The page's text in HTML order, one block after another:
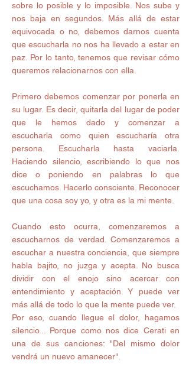
sobre lo posible y lo imposible. Nos sube y
nos baja en segundos. Más allá de estar
equivocada o no, debemos darnos cuenta
que escucharla no nos ha llevado a estar en
paz. Por lo tanto, tenemos que revisar cómo
queremos relacionarnos con ella.
Primero debemos comenzar por ponerla en
su lugar. Es decir, quitarla del lugar de poder
que le hemos dado y comenzar a
escucharla como quien escucharía otra
persona. Escucharla hasta vaciarla.
Haciendo silencio, escribiendo lo que nos
dice o poniendo en palabras lo que
escuchamos. Hacerlo consciente. Reconocer
que una cosa soy yo, y otra es la mi mente.
Cuando esto ocurra, comenzaremos a
escucharnos de verdad. Comenzaremos a
escuchar a nuestra conciencia, que siempre
habla bajito, no juzga y acepta. No busca
dividir con el enojo sino acercar con
entendimiento y aceptación. Y puede ver
más allá de todo lo que la mente puede ver.
Por eso, cuando llegue el dolor, hagamos
silencio... Porque como nos dice Cerati en
una de sus canciones: "Del mismo dolor
vendrá un nuevo amanecer".